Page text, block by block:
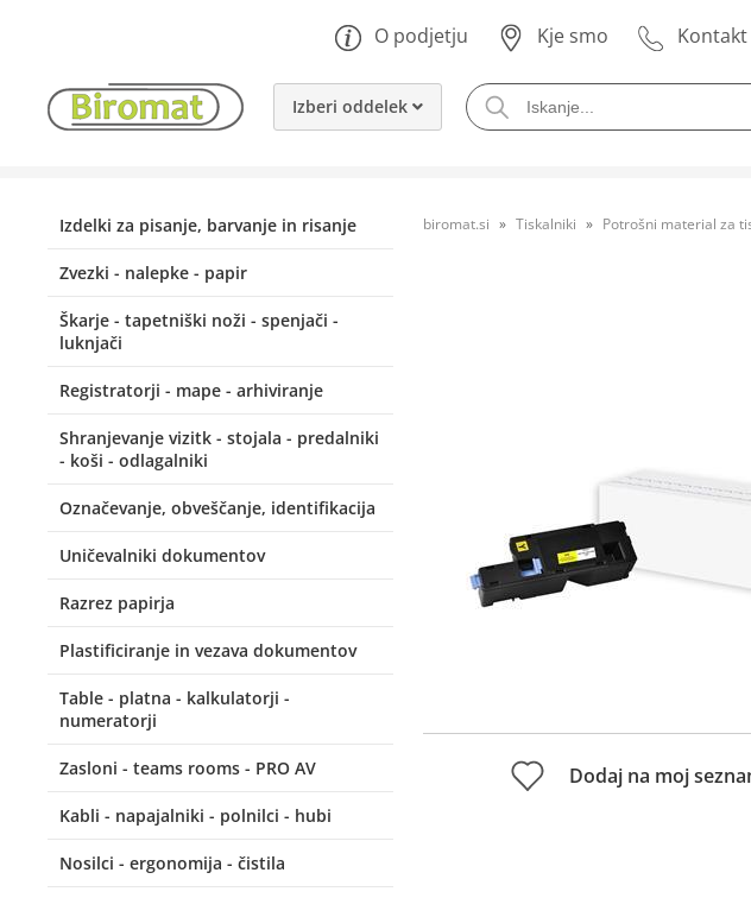
O podjetju Kje smo Kontakt
Izberi oddelek
Izdelki za pisanje, barvanje in risanje
Zvezki - nalepke - papir
Škarje - tapetniški noži - spenjači -
luknjači
Registratorji - mape - arhiviranje
Shranjevanje vizitk - stojala - predalniki
- koši - odlagalniki
Označevanje, obveščanje, identifikacija
Uničevalniki dokumentov
Razrez papirja
Plastificiranje in vezava dokumentov
Table - platna - kalkulatorji -
numeratorji
Zasloni - teams rooms - PRO AV
Kabli - napajalniki - polnilci - hubi
Nosilci - ergonomija - čistila
biromat.si Tiskalniki Potrošni material za
Dodaj na moj